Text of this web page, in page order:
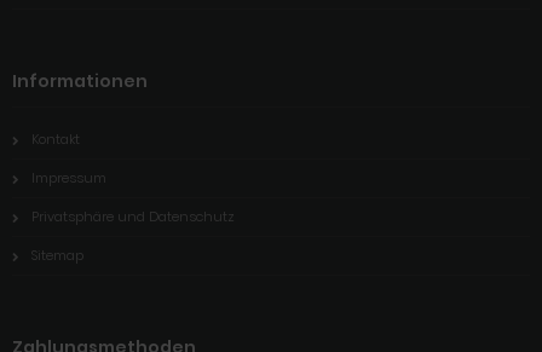
Informationen
Kontakt
Impressum
Privatsphäre und Datenschutz
Sitemap
Zahlungsmethoden